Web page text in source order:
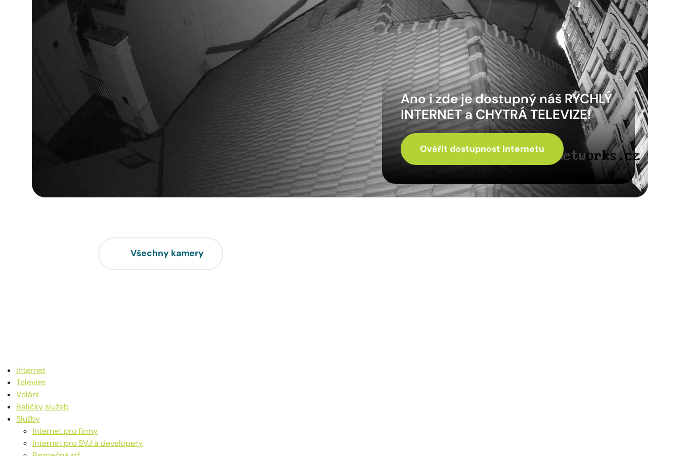
Ano i zde je dostupný náš RYCHLÝ
INTERNET a CHYTRÁ TELEVIZE!
Ověřit dostupnost internetu
Všechny kamery
Internet
Televize
Volání
Balíčky služeb
Služby
Internet pro firmy
Internet pro SVJ a developery